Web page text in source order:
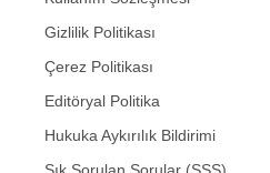
Gizlilik Politikası
Çerez Politikası
Editöryal Politika
Hukuka Aykırılık Bildirimi